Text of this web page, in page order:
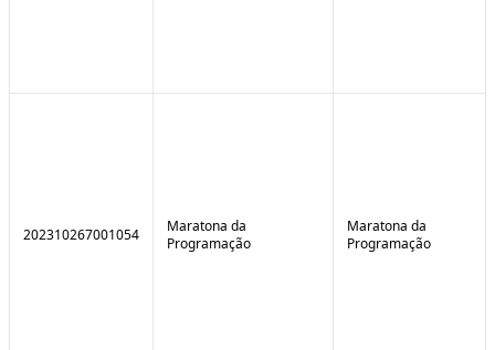
202310267001054
Maratona da
Programação
Maratona da
Programação